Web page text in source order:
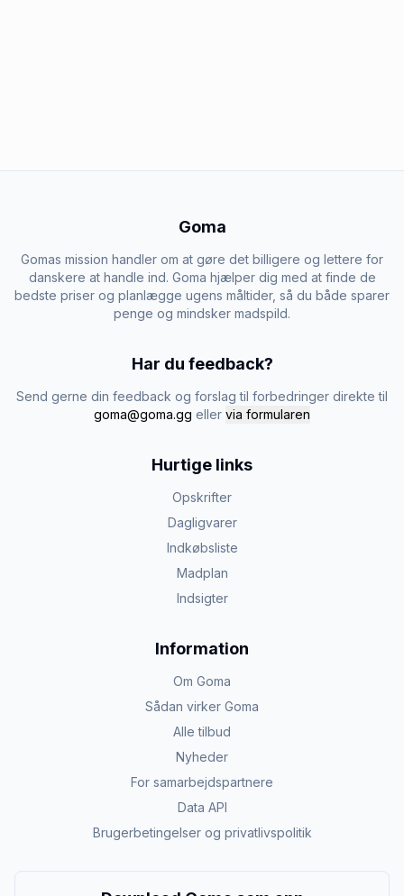
Goma
Gomas mission handler om at gøre det billigere og lettere for
danskere at handle ind. Goma hjælper dig med at finde de
bedste priser og planlægge ugens måltider, så du både sparer
penge og mindsker madspild.
Har du feedback?
Send gerne din feedback og forslag til forbedringer direkte til
goma@goma.gg eller via formularen
Hurtige links
Opskrifter
Dagligvarer
Indkøbsliste
Madplan
Indsigter
Information
Om Goma
Sådan virker Goma
Alle tilbud
Nyheder
For samarbejdspartnere
Data API
Brugerbetingelser og privatlivspolitik